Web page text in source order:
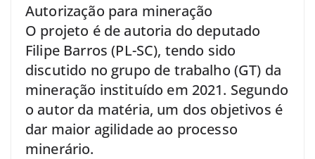
Autorização para mineração
O projeto é de autoria do deputado
Filipe Barros (PL-SC), tendo sido
discutido no grupo de trabalho (GT) da
mineração instituído em 2021. Segundo
o autor da matéria, um dos objetivos é
dar maior agilidade ao processo
minerário.